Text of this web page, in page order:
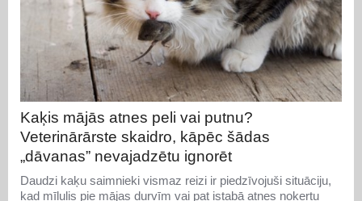
Kaķis mājās atnes peli vai putnu?
Veterinārārste skaidro, kāpēc šādas
„dāvanas” nevajadzētu ignorēt
Daudzi kaķu saimnieki vismaz reizi ir piedzīvojuši situāciju,
kad mīlulis pie mājas durvīm vai pat istabā atnes noķertu